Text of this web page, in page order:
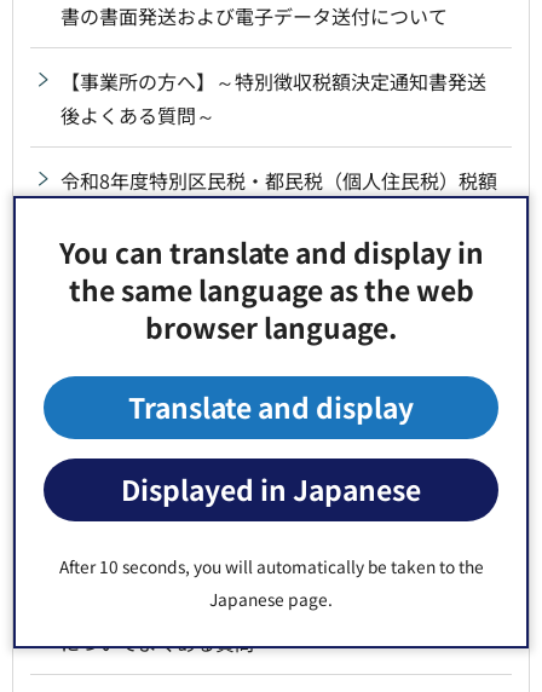
You can translate and display in
the same language as the web
browser language.
Translate and display
Displayed in Japanese
After 10 seconds, you will automatically be taken to the
Japanese page.
書の書面発送および電子データ送付について
【事業所の方へ】～特別徴収税額決定通知書発送
後よくある質問～
令和8年度特別区民税・都民税（個人住民税）税額
税額決定通知書についてよくある質問
令和8年度特別区民税・都民税の申告について
特別区民税・都民税申告書（住民税申告書）につ
いてよくある質問
令和8年度(令和7年分)所得税等の確定申告等につい
給与支払報告書（総括表・個人別明細書）の提出
についてよくある質問